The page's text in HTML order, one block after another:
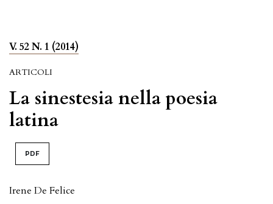
V. 52 N. 1 (2014)
ARTICOLI
La sinestesia nella poesia
latina
PDF
Irene De Felice